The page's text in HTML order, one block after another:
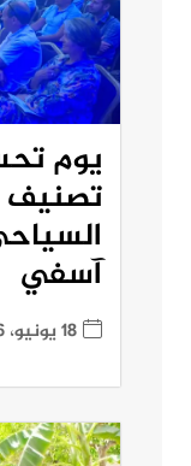
يوم
تصنيف
آسفي
18 يونيو، 2026